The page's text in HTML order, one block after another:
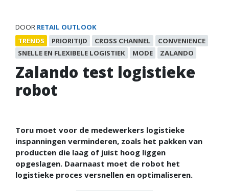
DOOR RETAIL OUTLOOK
TRENDS
PRIORITIJD CROSS CHANNEL
CONVENIENCE
SNELLE EN FLEXIBELE LOGISTIEK
MODE ZALANDO
Zalando test logistieke
robot
Toru moet voor de medewerkers logistieke
inspanningen verminderen, zoals het pakken van
producten die laag of juist hoog liggen
opgeslagen. Daarnaast moet de robot het
logistieke proces versnellen en optimaliseren.